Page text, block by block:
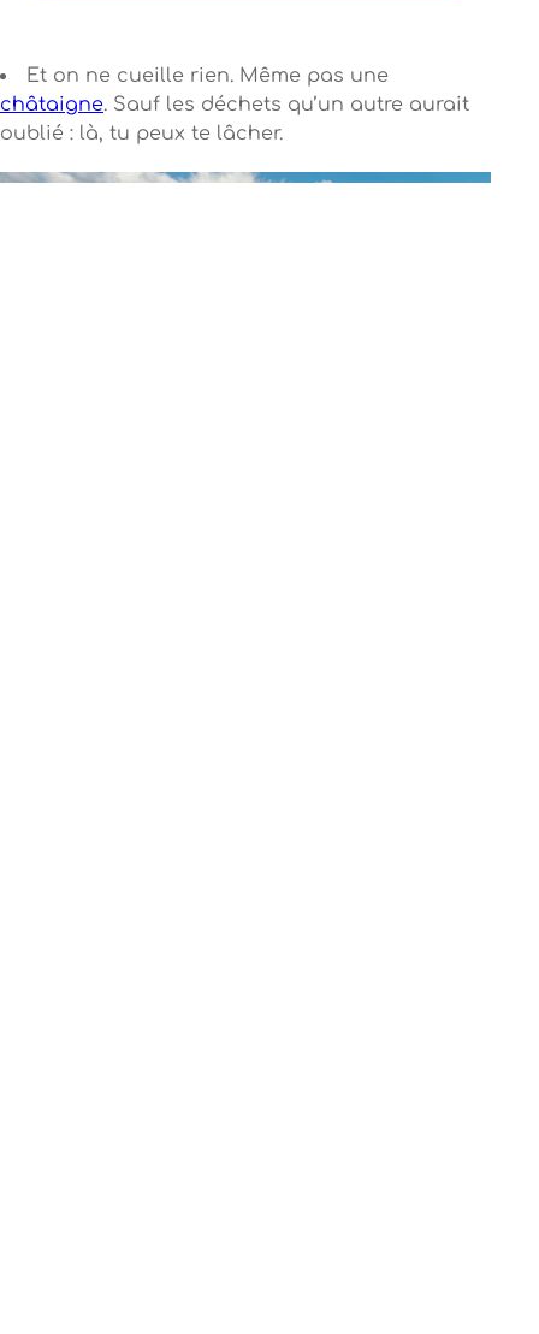
Et on ne cueille rien. Même pas une
châtaigne. Sauf les déchets qu’un autre aurait
oublié : là, tu peux te lâcher.